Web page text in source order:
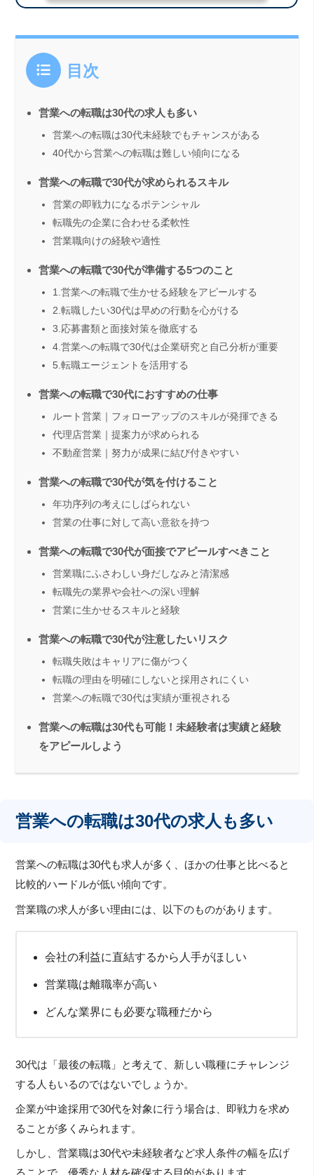
目次
営業への転職は30代の求人も多い
営業への転職は30代未経験でもチャンスがある
40代から営業への転職は難しい傾向になる
営業への転職で30代が求められるスキル
営業の即戦力になるポテンシャル
転職先の企業に合わせる柔軟性
営業職向けの経験や適性
営業への転職で30代が準備する5つのこと
1.営業への転職で生かせる経験をアピールする
2.転職したい30代は早めの行動を心がける
3.応募書類と面接対策を徹底する
4.営業への転職で30代は企業研究と自己分析が重要
5.転職エージェントを活用する
営業への転職で30代におすすめの仕事
ルート営業｜フォローアップのスキルが発揮できる
代理店営業｜提案力が求められる
不動産営業｜努力が成果に結び付きやすい
営業への転職で30代が気を付けること
年功序列の考えにしばられない
営業の仕事に対して高い意欲を持つ
営業への転職で30代が面接でアピールすべきこと
営業職にふさわしい身だしなみと清潔感
転職先の業界や会社への深い理解
営業に生かせるスキルと経験
営業への転職で30代が注意したいリスク
転職失敗はキャリアに傷がつく
転職の理由を明確にしないと採用されにくい
営業への転職で30代は実績が重視される
営業への転職は30代も可能！未経験者は実績と経験
をアピールしよう
営業への転職は30代の求人も多い
営業への転職は30代も求人が多く、ほかの仕事と比べると
比較的ハードルが低い傾向です。
営業職の求人が多い理由には、以下のものがあります。
会社の利益に直結するから人手がほしい
営業職は離職率が高い
どんな業界にも必要な職種だから
30代は「最後の転職」と考えて、新しい職種にチャレンジ
する人もいるのではないでしょうか。
企業が中途採用で30代を対象に行う場合は、即戦力を求め
ることが多くみられます。
しかし、営業職は30代や未経験者など求人条件の幅を広げ